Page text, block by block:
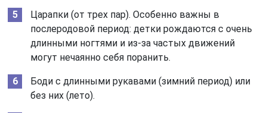
Царапки (от трех пар). Особенно важны в
послеродовой период: детки рождаются с очень
длинными ногтями и из-за частых движений
могут нечаянно себя поранить.
Боди с длинными рукавами (зимний период) или
без них (лето).